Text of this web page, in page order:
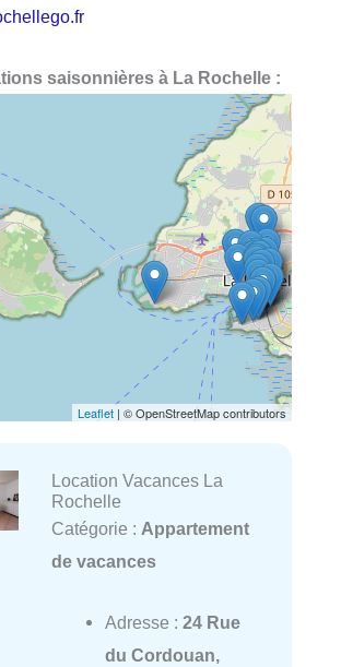
saisonnières à La Rochelle :
Leaflet | © OpenStreetMap contributors
Location Vacances La
Rochelle
Catégorie : Appartement
de vacances
Adresse : 24 Rue
du Cordouan,